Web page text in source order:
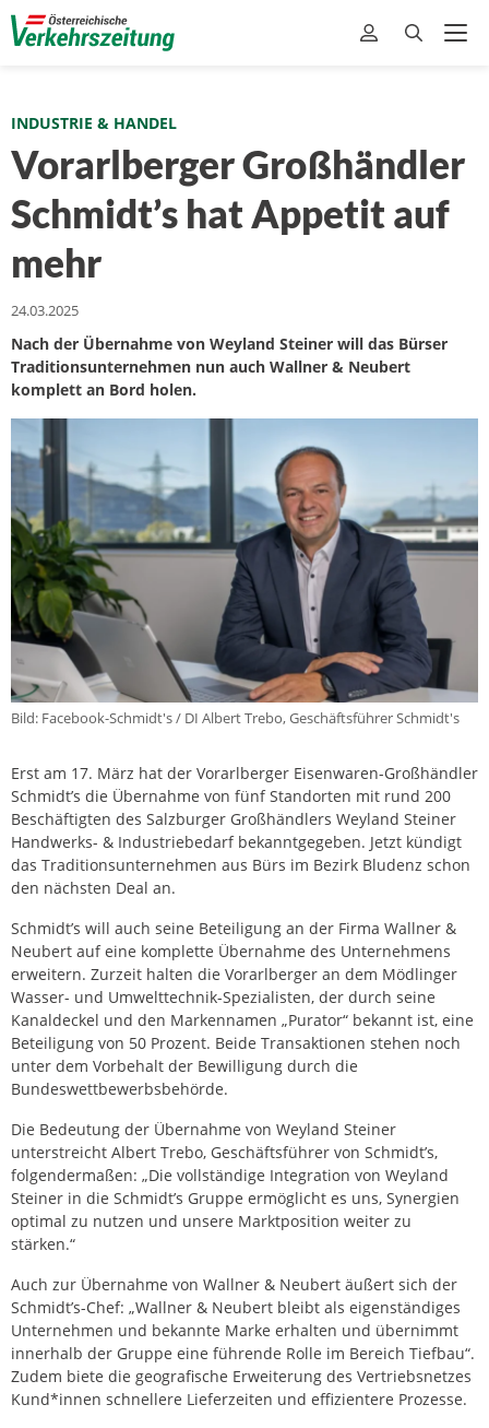
INDUSTRIE & HANDEL
Vorarlberger Großhändler
Schmidt’s hat Appetit auf
mehr
24.03.2025
Nach der Übernahme von Weyland Steiner will das Bürser
Traditionsunternehmen nun auch Wallner & Neubert
komplett an Bord holen.
Bild: Facebook-Schmidt's / DI Albert Trebo, Geschäftsführer Schmidt's
Erst am 17. März hat der Vorarlberger Eisenwaren-Großhändler
Schmidt’s die Übernahme von fünf Standorten mit rund 200
Beschäftigten des Salzburger Großhändlers Weyland Steiner
Handwerks- & Industriebedarf bekanntgegeben. Jetzt kündigt
das Traditionsunternehmen aus Bürs im Bezirk Bludenz schon
den nächsten Deal an.
Schmidt’s will auch seine Beteiligung an der Firma Wallner &
Neubert auf eine komplette Übernahme des Unternehmens
erweitern. Zurzeit halten die Vorarlberger an dem Mödlinger
Wasser- und Umwelttechnik-Spezialisten, der durch seine
Kanaldeckel und den Markennamen „Purator“ bekannt ist, eine
Beteiligung von 50 Prozent. Beide Transaktionen stehen noch
unter dem Vorbehalt der Bewilligung durch die
Bundeswettbewerbsbehörde.
Die Bedeutung der Übernahme von Weyland Steiner
unterstreicht Albert Trebo, Geschäftsführer von Schmidt’s,
folgendermaßen: „Die vollständige Integration von Weyland
Steiner in die Schmidt’s Gruppe ermöglicht es uns, Synergien
optimal zu nutzen und unsere Marktposition weiter zu
stärken.“
Auch zur Übernahme von Wallner & Neubert äußert sich der
Schmidt’s-Chef: „Wallner & Neubert bleibt als eigenständiges
Unternehmen und bekannte Marke erhalten und übernimmt
innerhalb der Gruppe eine führende Rolle im Bereich Tiefbau“.
Zudem biete die geografische Erweiterung des Vertriebsnetzes
Kund*innen schnellere Lieferzeiten und effizientere Prozesse.